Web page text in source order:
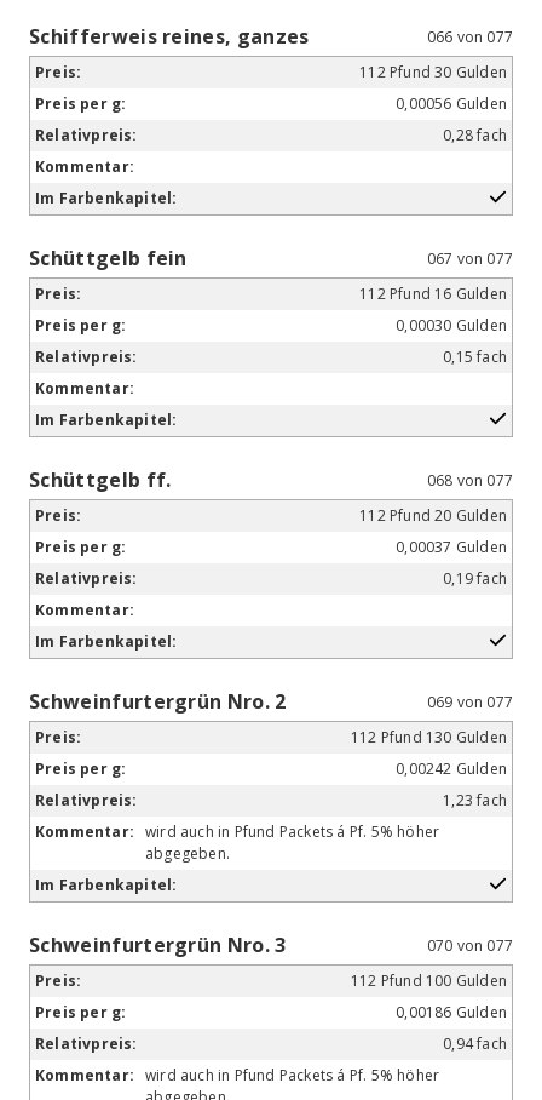
Schifferweis reines, ganzes
066 von 077
112 Pfund 30 Gulden
0,00056 Gulden
0,28 fach
Schüttgelb fein
067 von 077
112 Pfund 16 Gulden
0,00030 Gulden
0,15 fach
Schüttgelb ff.
068 von 077
112 Pfund 20 Gulden
0,00037 Gulden
0,19 fach
Schweinfurtergrün Nro. 2
069 von 077
112 Pfund 130 Gulden
0,00242 Gulden
1,23 fach
wird auch in Pfund Packets á Pf. 5% höher
abgegeben.
Schweinfurtergrün Nro. 3
070 von 077
112 Pfund 100 Gulden
0,00186 Gulden
0,94 fach
wird auch in Pfund Packets á Pf. 5% höher